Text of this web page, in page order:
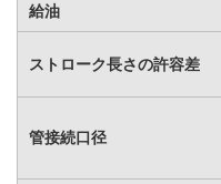
給油
ストローク長さの許容差
管接続口径